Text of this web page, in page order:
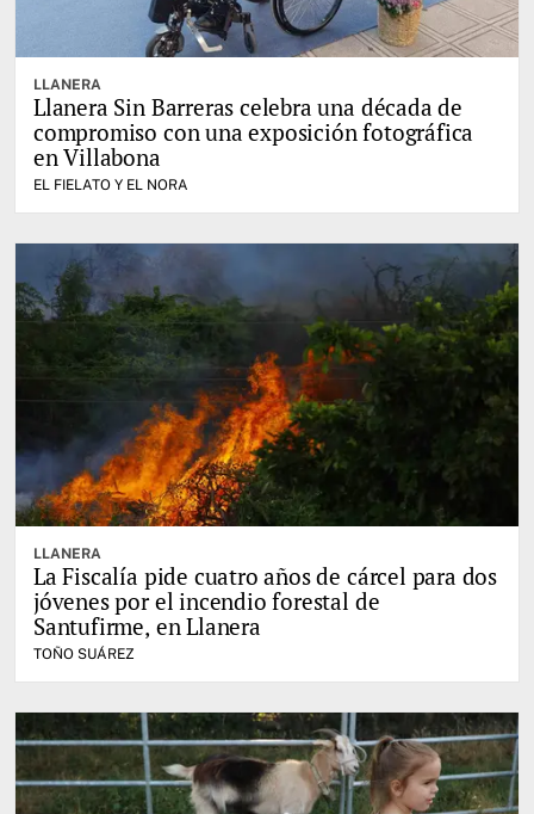
LLANERA
Llanera Sin Barreras celebra una década de
compromiso con una exposición fotográfica
en Villabona
EL FIELATO Y EL NORA
LLANERA
La Fiscalía pide cuatro años de cárcel para dos
jóvenes por el incendio forestal de
Santufirme, en Llanera
TOÑO SUÁREZ